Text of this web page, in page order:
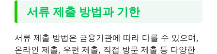
서류 제출 방법과 기한
서류 제출 방법은 금융기관에 따라 다를 수 있으며,
온라인 제출, 우편 제출, 직접 방문 제출 등 다양한